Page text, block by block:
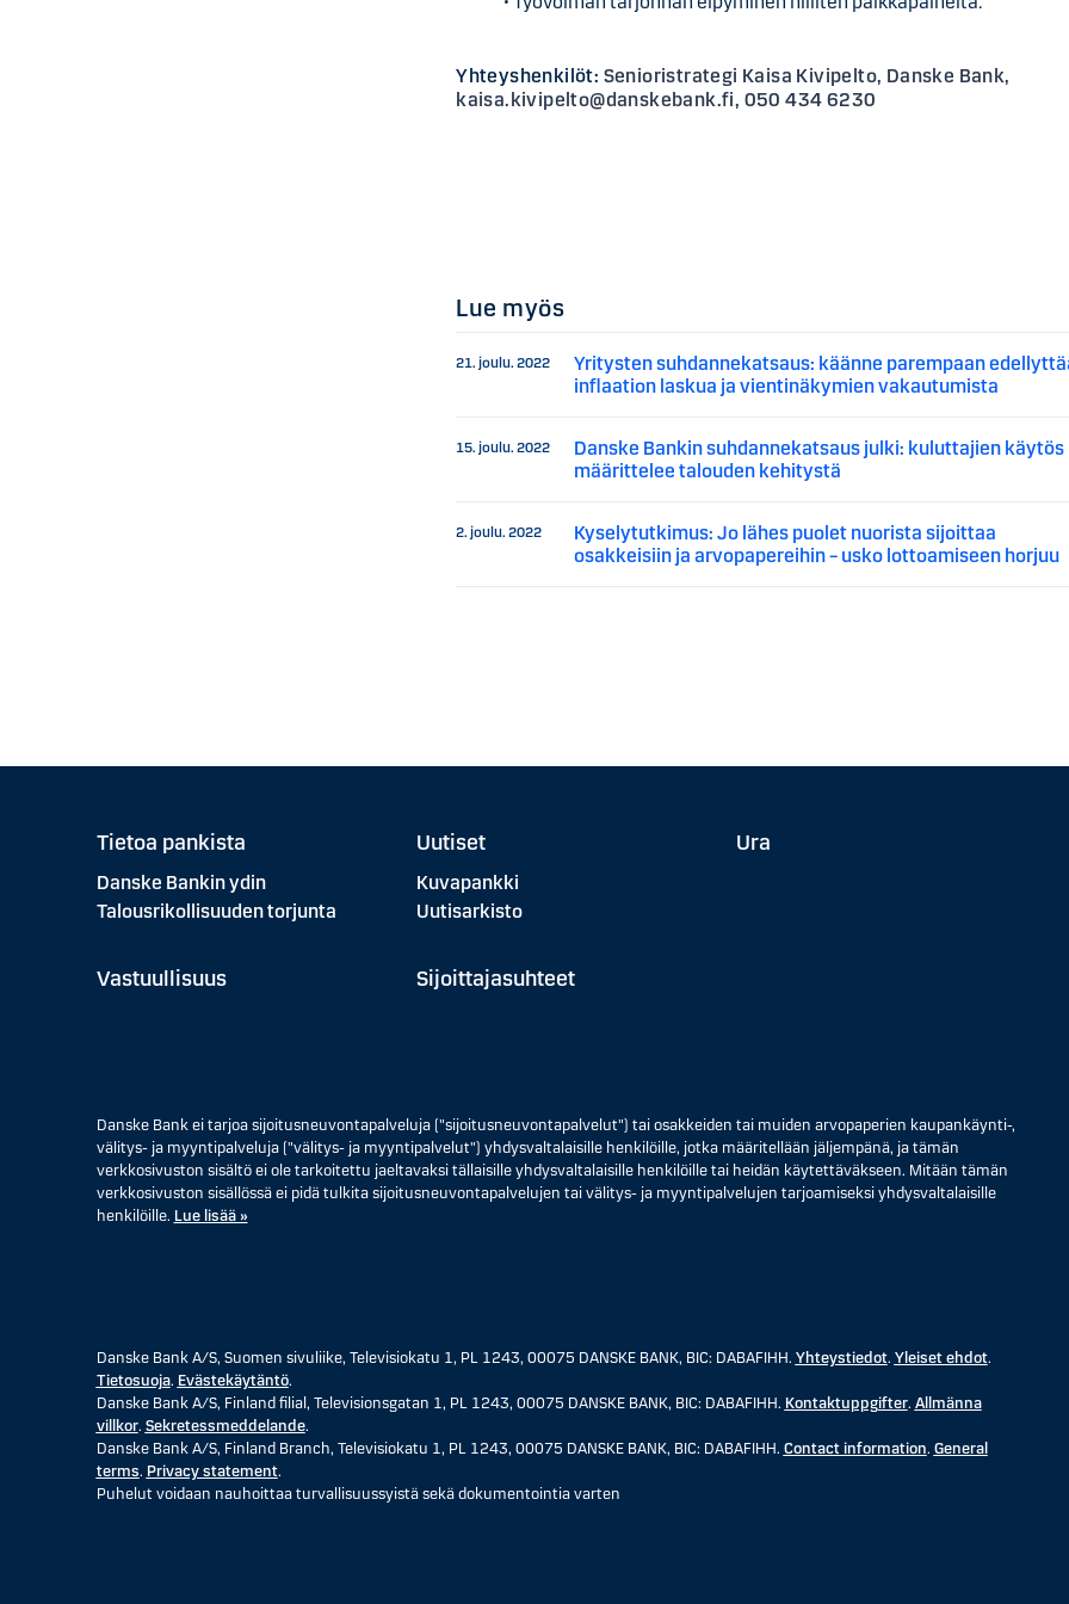
Yhteyshenkilöt: Senioristrategi Kaisa Kivipelto, Danske Bank,
kaisa.kivipelto@danskebank.fi, 050 434 6230
Lue myös
21. joulu. 2022
Yritysten suhdannekatsaus: käänne parempaan
inflaation laskua ja vientinäkymien vakautumista
15. joulu. 2022
Danske Bankin suhdannekatsaus julki: kuluttajien käytös
määrittelee talouden kehitystä
2. joulu. 2022
Kyselytutkimus: Jo lähes puolet nuorista sijoittaa
osakkeisiin ja arvopapereihin – usko lottoamiseen horjuu
Tietoa pankista
Danske Bankin ydin
Talousrikollisuuden torjunta
Vastuullisuus
Uutiset
Kuvapankki
Uutisarkisto
Sijoittajasuhteet
Ura
Danske Bank ei tarjoa sijoitusneuvontapalveluja ("sijoitusneuvontapalvelut") tai osakkeiden tai muiden arvopaperien kaupankäynti-,
välitys- ja myyntipalveluja ("välitys- ja myyntipalvelut") yhdysvaltalaisille henkilöille, jotka määritellään jäljempänä, ja tämän
verkkosivuston sisältö ei ole tarkoitettu jaeltavaksi tällaisille yhdysvaltalaisille henkilöille tai heidän käytettäväkseen. Mitään tämän
verkkosivuston sisällössä ei pidä tulkita sijoitusneuvontapalvelujen tai välitys- ja myyntipalvelujen tarjoamiseksi yhdysvaltalaisille
henkilöille. Lue lisää »
Danske Bank A/S, Suomen sivuliike, Televisiokatu 1, PL 1243, 00075 DANSKE BANK, BIC: DABAFIHH. Yhteystiedot. Yleiset ehdot.
Tietosuoja. Evästekäytäntö.
Danske Bank A/S, Finland filial, Televisionsgatan 1, PL 1243, 00075 DANSKE BANK, BIC: DABAFIHH. Kontaktuppgifter. Allmänna
villkor. Sekretessmeddelande.
Danske Bank A/S, Finland Branch, Televisiokatu 1, PL 1243, 00075 DANSKE BANK, BIC: DABAFIHH. Contact information. General
terms. Privacy statement.
Puhelut voidaan nauhoittaa turvallisuussyistä sekä dokumentointia varten